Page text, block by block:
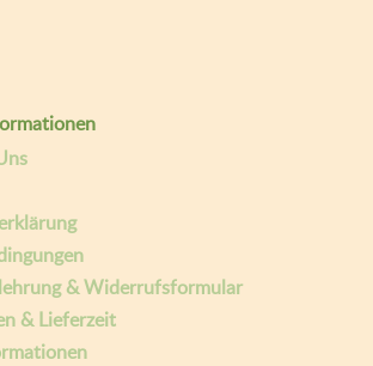
& Widerrufsformular
& Lieferzeit